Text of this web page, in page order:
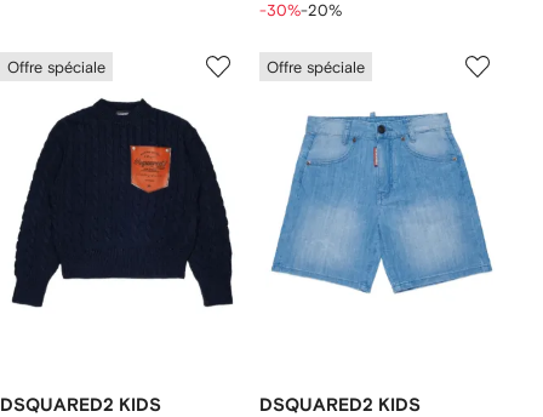
-30%-20%
Offre spéciale
DSQUARED2 KIDS
Offre spéciale
DSQUARED2 KIDS